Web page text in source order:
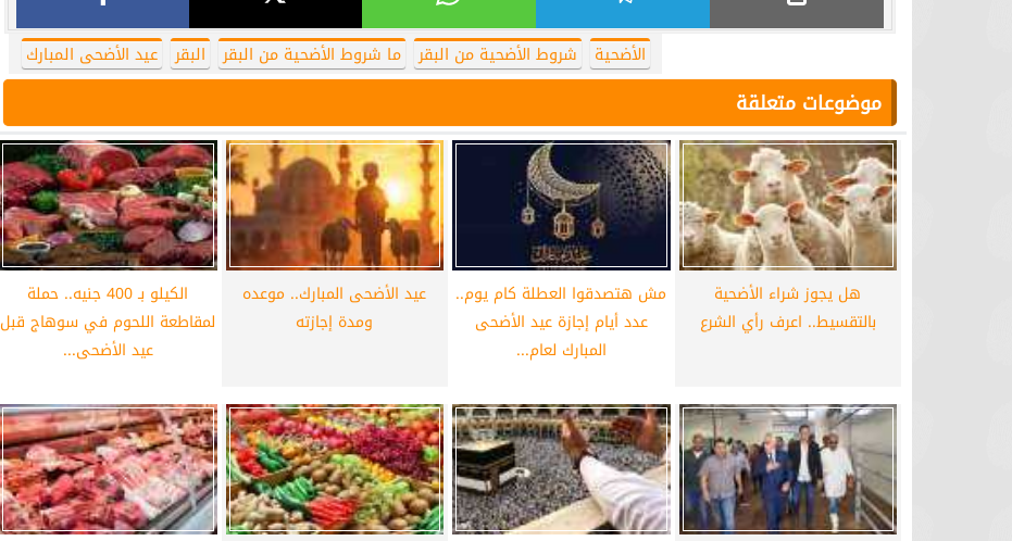
الأضحية شروط الأضحية من البقر ما شروط الأضحية من البقر البقر عيد الأضحى المبارك
موضوعات متعلقة
هل يجوز شراء الأضحية
بالتقسيط.. اعرف رأي الشرع
مش هتصدقوا العطلة كام يوم..
عدد أيام إجازة عيد الأضحى
المبارك لعام...
عيد الأضحى المبارك.. موعده
ومدة إجازته
الكيلو بـ 400 جنيه.. حملة
لمقاطعة اللحوم في سوهاج قبل
عيد الأضحى...